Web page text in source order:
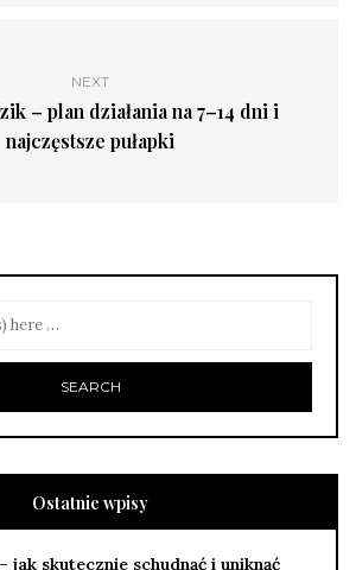
NEXT
– plan działania na 7–14 dni i
najczęstsze pułapki
Ostatnie wpisy
jak skutecznie schudnąć i uniknąć